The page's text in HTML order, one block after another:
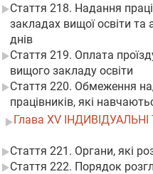
Стаття 218. Надання
закладах вищої освіти та
днів
Стаття 219. Оплата
вищого закладу освіти
Стаття 220. Обмеження
працівників, які
Глава XV
Стаття 221. Органи, які
Стаття 222. Порядок